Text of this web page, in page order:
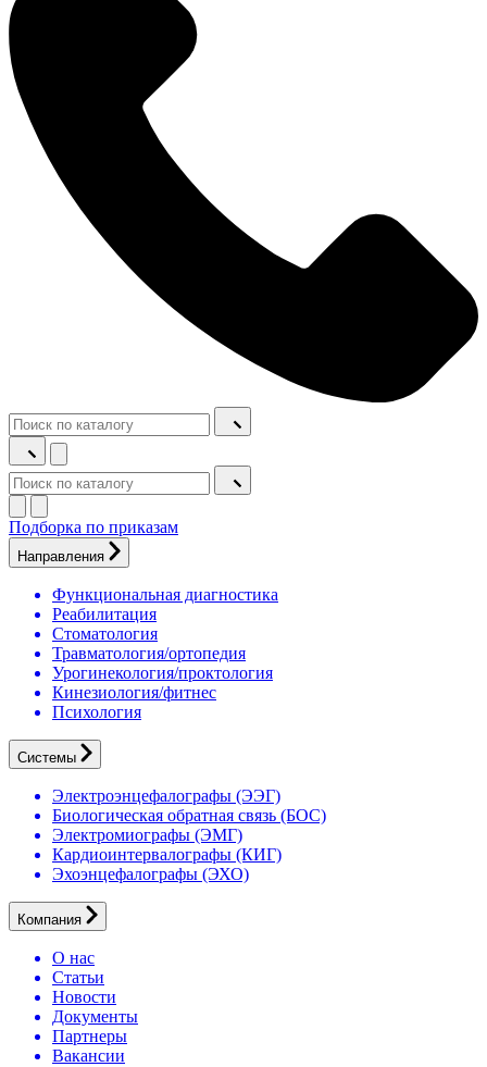
Подборка по приказам
Направления
Функциональная диагностика
Реабилитация
Стоматология
Травматология/ортопедия
Урогинекология/проктология
Кинезиология/фитнес
Психология
Системы
Электроэнцефалографы (ЭЭГ)
Биологическая обратная связь (БОС)
Электромиографы (ЭМГ)
Кардиоинтервалографы (КИГ)
Эхоэнцефалографы (ЭХО)
Компания
О нас
Статьи
Новости
Документы
Партнеры
Вакансии